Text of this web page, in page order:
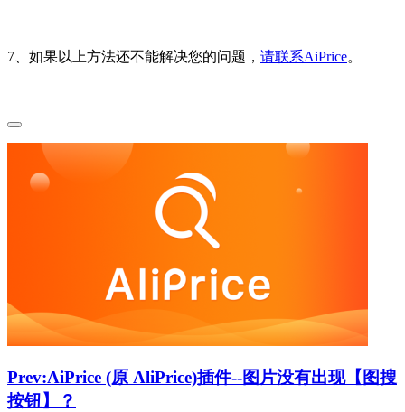
7、如果以上方法还不能解决您的问题， 请联系AiPrice。
Prev:AiPrice (原 AliPrice)插件--图片没有出现【图搜
按钮】？